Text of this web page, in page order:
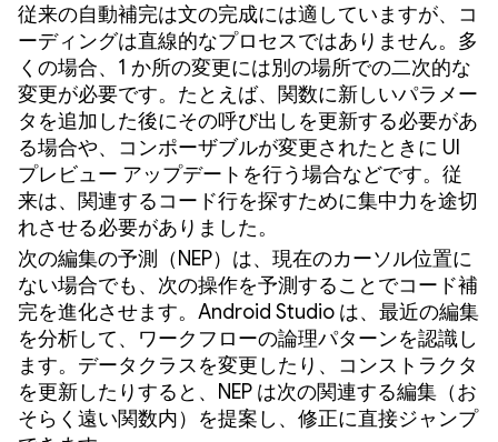
従来の自動補完は文の完成には適していますが、コ
ーディングは直線的なプロセスではありません。多
くの場合、1 か所の変更には別の場所での二次的な
変更が必要です。たとえば、関数に新しいパラメー
タを追加した後にその呼び出しを更新する必要があ
る場合や、コンポーザブルが変更されたときに UI
プレビュー アップデートを行う場合などです。従
来は、関連するコード行を探すために集中力を途切
れさせる必要がありました。
次の編集の予測（NEP）は、現在のカーソル位置に
ない場合でも、次の操作を予測することでコード補
完を進化させます。Android Studio は、最近の編集
を分析して、ワークフローの論理パターンを認識し
ます。データクラスを変更したり、コンストラクタ
を更新したりすると、NEP は次の関連する編集（お
そらく遠い関数内）を提案し、修正に直接ジャンプ